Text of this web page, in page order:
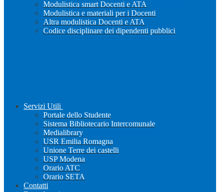
Modulistica smart Docenti e ATA
Modulistica e materiali per i Docenti
Altra modulistica Docenti e ATA
Codice disciplinare dei dipendenti pubblici
Servizi Utili
Portale dello Studente
Sistema Bibliotecario Intercomunale
Medialibrary
USR Emilia Romagna
Unione Terre dei castelli
USP Modena
Orario ATC
Orario SETA
Contatti